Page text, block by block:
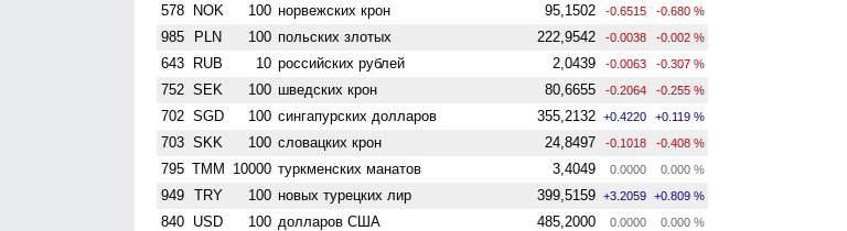
578 NOK 100 норвежских крон 95,1502 -0.6515 -0.680 %
985 PLN 100 польских злотых 222,9542 -0.0038 -0.002 %
643 RUB 10 российских рублей 2,0439 -0.0063 -0.307 %
752 SEK 100 шведских крон 80,6655 -0.2064 -0.255 %
702 SGD 100 сингапурских долларов 355,2132 +0.4220 +0.119 %
703 SKK 100 словацких крон 24,8497 -0.1018 -0.408 %
795 TMM 10000 туркменских манатов 3,4049 0.0000 0.000 %
949 TRY 100 новых турецких лир 399,5159 +3.2059 +0.809 %
840 USD 100 долларов США 485,2000 0.0000 0.000 %